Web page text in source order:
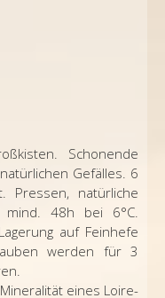
Schonende
Gefälles. 6
Pressen, natürliche
mind. 48h bei 6°C.
auf Feinhefe
werden für 3
eines Loire-